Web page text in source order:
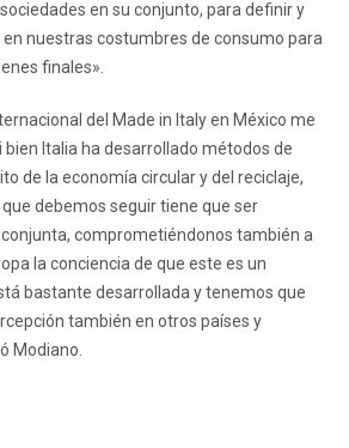
en su conjunto, para definir y
en nuestras costumbres de consumo para
finales».
del Made in Italy en México me
bien Italia ha desarrollado métodos de
de la economía circular y del reciclaje,
debemos seguir tiene que ser
comprometiéndonos también a
la conciencia de que este es un
bastante desarrollada y tenemos que
también en otros países y
Modiano.